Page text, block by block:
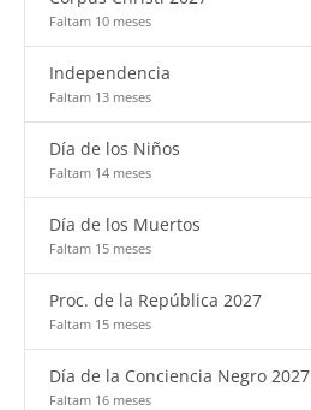
Faltam 10 meses
Independencia
Faltam 13 meses
Día de los Niños
Faltam 14 meses
Día de los Muertos
Faltam 15 meses
Proc. de la República 2027
Faltam 15 meses
Día de la Conciencia Negro 2027
Faltam 16 meses